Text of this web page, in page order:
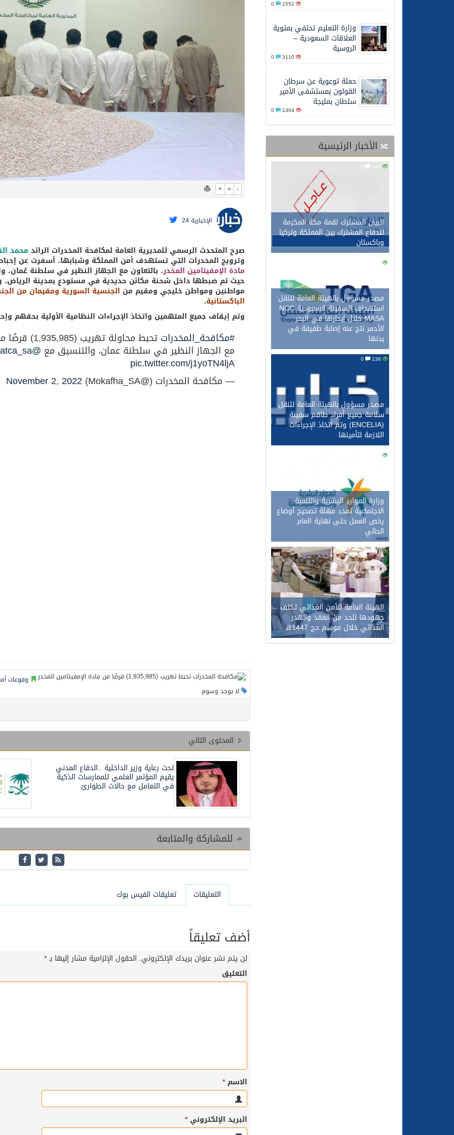
محافظ عفيف يؤدي صلاة عيد الأضحى
1552
وزارة التعليم تحتفي بمئوية
العلاقات السعودية –
الروسية
3110
حملة توعوية عن سرطان
القولون بمستشفى الأمير
سلطان بمليجة
1304
الأخبار الرئيسية
البيان المشترك لقمة مكة المكرمة
للدفاع المشترك بين المملكة وتركيا
وباكستان
149
مصدر مسؤول بالهيئة العامة للنقل:
استهداف السفينة السعودية NCC
MASA خلال إبحارها في البحر
الأحمر نتج عنه إصابة طفيفة في
بدنها
مصدر مسؤول بالهيئة العامة للنقل:
سلامة جميع أفراد طاقم سفينة
(ENCELIA) وتم اتخاذ الإجراءات
اللازمة لتأمينها
121
وزارة الموارد البشرية والتنمية
الاجتماعية تمدد مهلة تصحيح أوضاع
رخص العمل حتى نهاية العام
الحالي
101
0
الهيئة العامة للأمن الغذائي تكثف
جهودها للحد من الفقد والهدر
الغذائي خلال موسم حج 1447هـ
+ = -
الإخبارية 24
صرح المتحدث الرسمي للمديرية العامة لمكافحة المخدرات الرائد محمد
وترويج المخدرات التي تستهدف أمن المملكة وشبابها، أسفرت عن
مادة الإمفيتامين المخدر، بالتعاون مع الجهاز النظير في سلطنة عُمان،
مواطنين ومواطن خليجي ومقيم من الجنسية السورية ومقيمان من
الباكستانية.
وتم إيقاف جميع المتهمين واتخاذ الإجراءات النظامية الأولية بحقهم
#مكافحة_المخدرات تحبط محاولة
مع الجهاز النظير في سلطنة عمان، والتنسيق مع @Zatca_sa
pic.twitter.com/j1yoTN4ljA
— مكافحة المخدرات (@Mokafha_SA)
November 2, 2022
وقوعات
لا يوجد وسوم
المحتوى التالي
تحت رعاية وزير الداخلية ..الدفاع المدني
يقيم المؤتمر العلمي للممارسات الذكية
في التعامل مع حالات الطوارئ
للمشاركة والمتابعة
التعليقات تعليقات الفيس بوك
أضف تعليقاً
لن يتم نشر عنوان بريدك الإلكتروني. الحقول الإلزامية مشار إليها بـ*
التعليق
الاسم*
البريد الإلكتروني*